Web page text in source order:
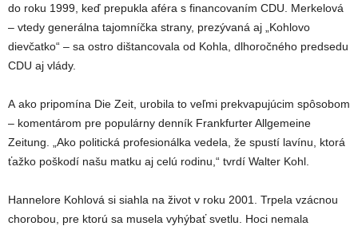
do roku 1999, keď prepukla aféra s financovaním CDU. Merkelová
– vtedy generálna tajomníčka strany, prezývaná aj „Kohlovo
dievčatko“ – sa ostro dištancovala od Kohla, dlhoročného predsedu
CDU aj vlády.
A ako pripomína Die Zeit, urobila to veľmi prekvapujúcim spôsobom
– komentárom pre populárny denník Frankfurter Allgemeine
Zeitung. „Ako politická profesionálka vedela, že spustí lavínu, ktorá
ťažko poškodí našu matku aj celú rodinu,“ tvrdí Walter Kohl.
Hannelore Kohlová si siahla na život v roku 2001. Trpela vzácnou
chorobou, pre ktorú sa musela vyhýbať svetlu. Hoci nemala